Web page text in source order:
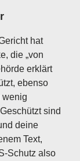
hat
die „von
erklärt
ebenso
wenig
sind
deine
Text,
Schutz also